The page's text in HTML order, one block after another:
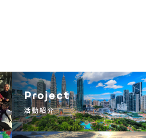
Project
活動紹介